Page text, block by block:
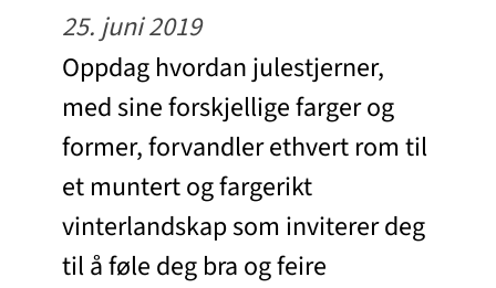
25. juni 2019
Oppdag hvordan julestjerner,
med sine forskjellige farger og
former, forvandler ethvert rom til
et muntert og fargerikt
vinterlandskap som inviterer deg
til å føle deg bra og feire